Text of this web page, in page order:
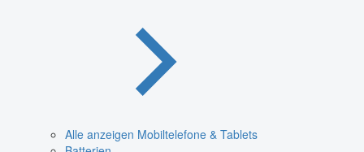
Alle anzeigen Mobiltelefone & Tablets